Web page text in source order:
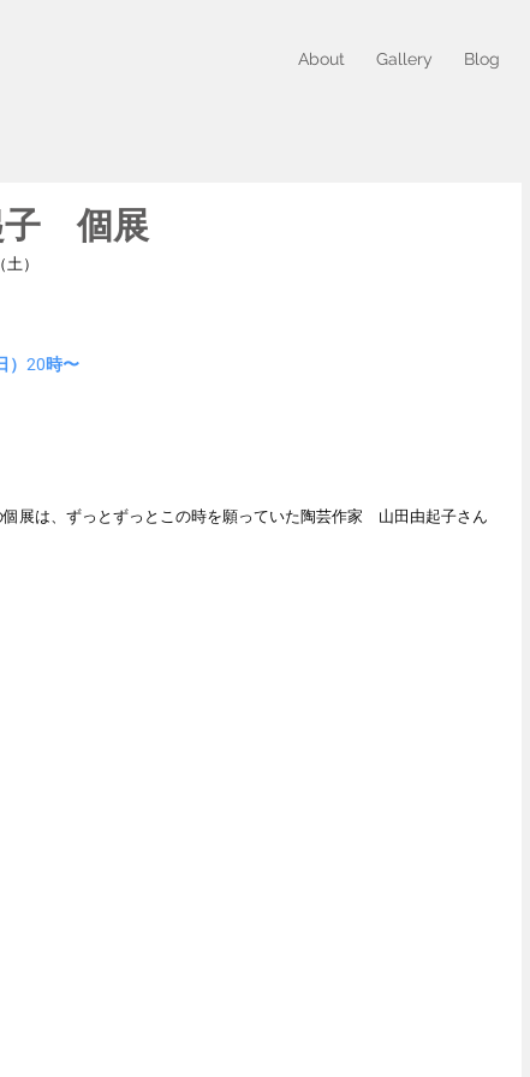
About Gallery Blog
子 個展
土）
）20時〜
展は、ずっとずっとこの時を願っていた陶芸作家　山田由起子さん